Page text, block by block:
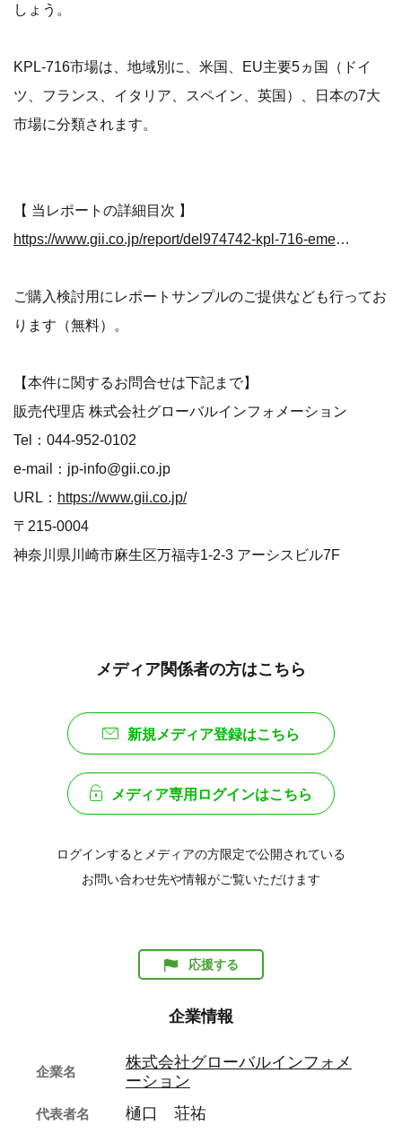
しょう。
KPL-716市場は、地域別に、米国、EU主要5ヵ国（ドイ
ツ、フランス、イタリア、スペイン、英国）、日本の7大
市場に分類されます。
【 当レポートの詳細目次 】
https://www.gii.co.jp/report/del974742-kpl-716-emerging-insight-market-forecast.html
ご購入検討用にレポートサンプルのご提供なども行ってお
ります（無料）。
【本件に関するお問合せは下記まで】
販売代理店 株式会社グローバルインフォメーション
Tel：044-952-0102
e-mail：jp-info@gii.co.jp
URL： https://www.gii.co.jp/
〒215-0004
神奈川県川崎市麻生区万福寺1-2-3 アーシスビル7F
メディア関係者の方はこちら
新規メディア登録はこちら
メディア専用ログインはこちら
ログインするとメディアの方限定で公開されている
お問い合わせ先や情報がご覧いただけます
応援する
企業情報
企業名
株式会社グローバルインフォメ
ーション
代表者名 樋口 荘祐